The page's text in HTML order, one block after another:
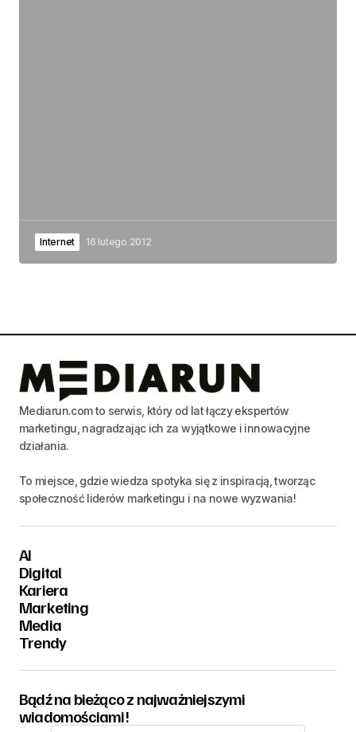
Internet 16 lutego 2012
Mediarun.com to serwis, który od lat łączy ekspertów
marketingu, nagradzając ich za wyjątkowe i innowacyjne
działania.
To miejsce, gdzie wiedza spotyka się z inspiracją, tworząc
społeczność liderów marketingu i na nowe wyzwania!
AI
Digital
Kariera
Marketing
Media
Trendy
Bądź na bieżąco z najważniejszymi
wiadomościami!